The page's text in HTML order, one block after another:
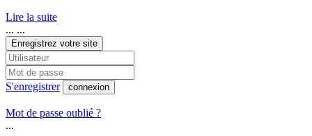
Lire la suite
... ...
Enregistrez votre site
S'enregistrer connexion
Mot de passe oublié ?
...